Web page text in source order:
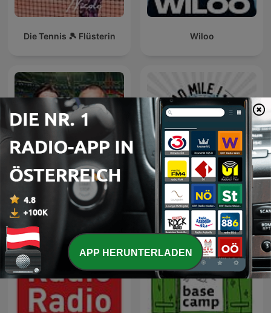
Die Tennis 🎾 Flüsterin Wiloo
Kontakt tam byl Jao Mile podcast
APP HERUNTERLADEN